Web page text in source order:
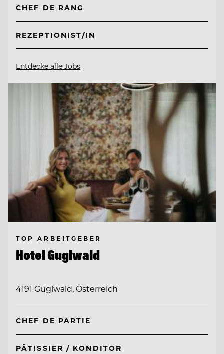
CHEF DE RANG
REZEPTIONIST/IN
Entdecke alle Jobs
TOP ARBEITGEBER
Hotel Guglwald
4191 Guglwald, Österreich
CHEF DE PARTIE
PÂTISSIER / KONDITOR